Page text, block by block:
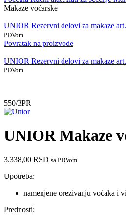
Makaze voćarske
UNIOR Rezervni delovi za makaze
PDVom
Povratak na proizvode
UNIOR Rezervni delovi za makaze
PDVom
550/3PR
UNIOR Makaze
3.338,00 RSD sa PDVom
Upotreba:
namenjene orezivanju voćaka i
Prednosti: